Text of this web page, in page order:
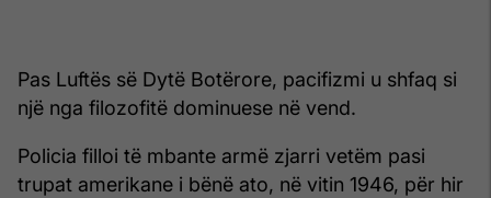
Pas Luftës së Dytë Botërore, pacifizmi u shfaq si
një nga filozofitë dominuese në vend.
Policia filloi të mbante armë zjarri vetëm pasi
trupat amerikane i bënë ato, në vitin 1946, për hir